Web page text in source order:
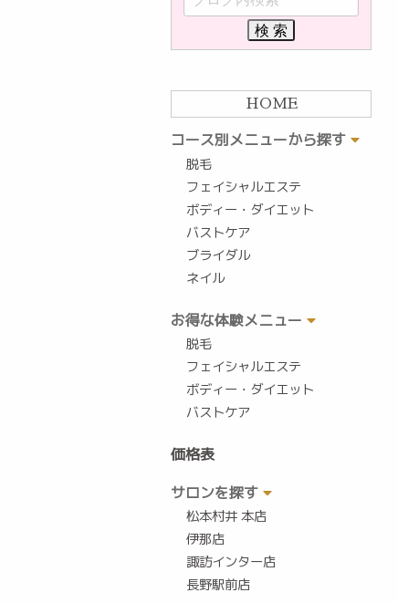
HOME
コース別メニューから探す
脱毛
フェイシャルエステ
ボディー・ダイエット
バストケア
ブライダル
ネイル
お得な体験メニュー
脱毛
フェイシャルエステ
ボディー・ダイエット
バストケア
価格表
サロンを探す
松本村井 本店
伊那店
諏訪インター店
長野駅前店